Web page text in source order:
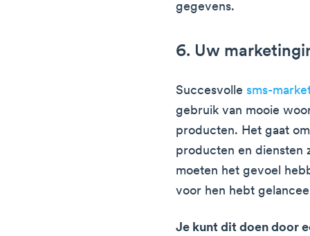
gegevens.
6. Uw
Succesvollesms-
gebruik van mooie
producten. Het gaat
producten en diensten
moeten het gevoel
voor hen hebt
Je kunt dit doen door